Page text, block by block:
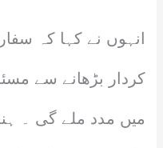
انہوں نے کہا کہ
کردار بڑھانے سے
میں مدد ملے گی ۔